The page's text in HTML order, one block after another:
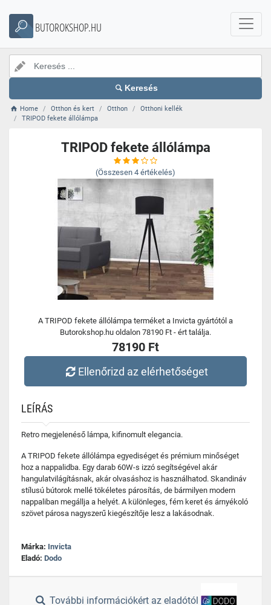
BUTOROKSHOP.HU
Keresés
Home Otthon és kert Otthon
Otthoni kellék
TRIPOD fekete állólámpa
TRIPOD fekete állólámpa
(Összesen 4 értékelés)
A TRIPOD fekete állólámpa terméket a Invicta gyártótól a
Butorokshop.hu oldalon 78190 Ft - ért találja.
78190 Ft
Ellenőrizd az elérhetőséget
LEÍRÁS
Retro megjelenéső lámpa, kifinomult elegancia.
A TRIPOD fekete állólámpa egyediséget és prémium minőséget
hoz a nappalidba. Egy darab 60W-s izzó segítségével akár
hangulatvilágításnak, akár olvasáshoz is használhatod. Skandináv
stílusú bútorok mellé tökéletes párosítás, de bármilyen modern
nappaliban megállja a helyét. A különleges, fém keret és árnyékoló
szövet párosa nagyszerű kiegészítője lesz a lakásodnak.
Márka: Invicta
Eladó: Dodo
További információkért az eladótól